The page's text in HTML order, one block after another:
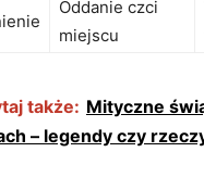
Oddanie czci
miejscu
także: Mityczne
– legendy czy